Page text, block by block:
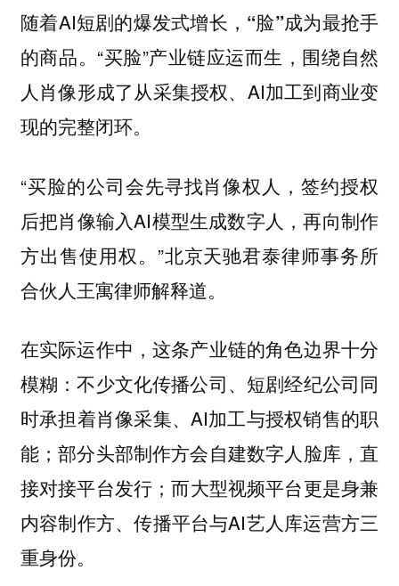
随着AI短剧的爆发式增长， “脸”成为最抢手
的商品。“买脸”产业链应运而生，围绕自然
人肖像形成了从采集授权、AI加工到商业变
现的完整闭环。
“买脸的公司会先寻找肖像权人，签约授权
后把肖像输入AI模型生成数字人，再向制作
方出售使用权。”北京天驰君泰律师事务所
合伙人王寓律师解释道。
在实际运作中，这条产业链的角色边界十分
模糊：不少文化传播公司、短剧经纪公司同
时承担着肖像采集、AI加工与授权销售的职
能；部分头部制作方会自建数字人脸库，直
接对接平台发行；而大型视频平台更是身兼
内容制作方、传播平台与AI艺人库运营方三
重身份。